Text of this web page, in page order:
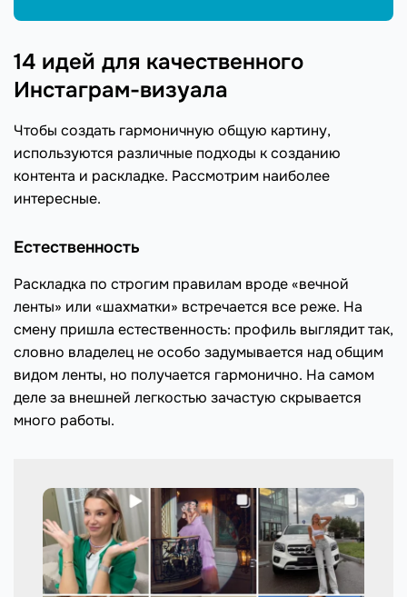
14 идей для качественного
Инстаграм-визуала
Чтобы создать гармоничную общую картину,
используются различные подходы к созданию
контента и раскладке. Рассмотрим наиболее
интересные.
Естественность
Раскладка по строгим правилам вроде «вечной
ленты» или «шахматки» встречается все реже. На
смену пришла естественность: профиль выглядит так,
словно владелец не особо задумывается над общим
видом ленты, но получается гармонично. На самом
деле за внешней легкостью зачастую скрывается
много работы.